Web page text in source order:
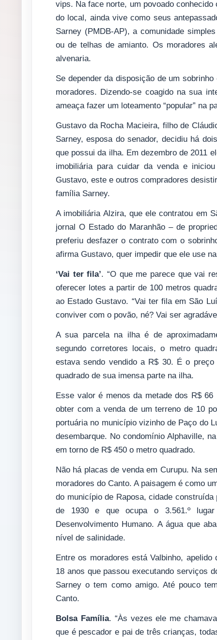
vips. Na face norte, um povoado
do local, ainda vive como seus
Sarney (PMDB-AP), a comunidade
ou de telhas de amianto. Os moradores
alvenaria.
Se depender da disposição de um
moradores. Dizendo-se coagido na sua
ameaça fazer um loteamento “popular” na
Gustavo da Rocha Macieira, filho de
Sarney, esposa do senador, decidiu há
que possui da ilha. Em dezembro de 2011
imobiliária para cuidar da venda e
Gustavo, este e outros compradores
família Sarney.
A imobiliária Alzira, que ele contratou em
jornal O Estado do Maranhão – de
preferiu desfazer o contrato com o
afirma Gustavo, quer impedir que ele use
‘Vai ter fila’. “O que me parece que vai
oferecer lotes a partir de 100 metros
ao Estado Gustavo. “Vai ter fila em São
conviver com o povão, né? Vai ser
A sua parcela na ilha é de
segundo corretores locais, o metro
estava sendo vendido a R$ 30. É o
quadrado de sua imensa parte na ilha.
Esse valor é menos da metade dos R$
obter com a venda de um terreno de 10
portuária no município vizinho de Paço do
desembarque. No condomínio Alphaville,
em torno de R$ 450 o metro quadrado.
Não há placas de venda em Curupu. Na
moradores do Canto. A paisagem é como
do município de Raposa, cidade
de 1930 e que ocupa o 3.561.º
Desenvolvimento Humano. A água que
nível de salinidade.
Entre os moradores está Valbinho,
18 anos que passou executando serviços
Sarney o tem como amigo. Até pouco
Canto.
Bolsa Família. “Às vezes ele me
que é pescador e pai de três crianças,